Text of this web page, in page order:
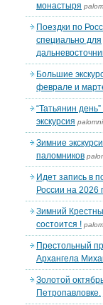
монастыря
Поездки по
специально для
Большие
феврале и
“Татьянин
экскурсия
Зимние
паломников
Идет запись в
России на 2026
Зимний
состоится !
Престольный
Архангела
Золотой
Петропавловке.